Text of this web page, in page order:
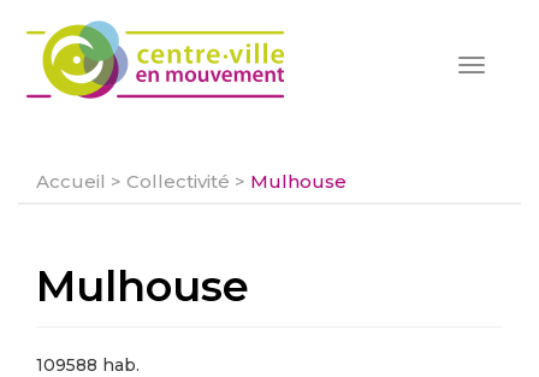
Toggle
Accueil > Collectivité > Mulhouse
Mulhouse
109588 hab.